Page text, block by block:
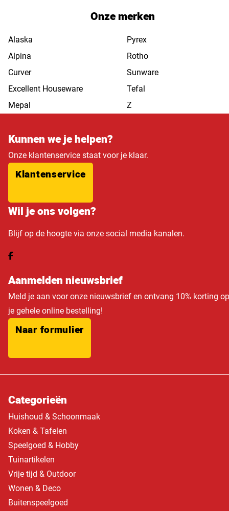
Onze merken
Alaska
Alpina
Curver
Excellent Houseware
Mepal
Pyrex
Rotho
Sunware
Tefal
Z
Kunnen we je helpen?
Onze klantenservice staat voor je klaar.
Klantenservice
Wil je ons volgen?
Blijf op de hoogte via onze social media kanalen.
Aanmelden nieuwsbrief
Meld je aan voor onze nieuwsbrief en ontvang 10% korting op
je gehele online bestelling!
Naar formulier
Categorieën
Huishoud & Schoonmaak
Koken & Tafelen
Speelgoed & Hobby
Tuinartikelen
Vrije tijd & Outdoor
Wonen & Deco
Buitenspeelgoed